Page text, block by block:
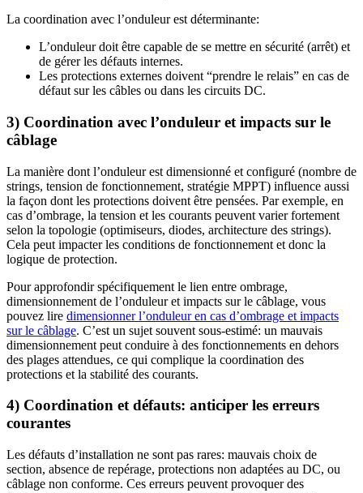
La coordination avec l’onduleur est déterminante:
L’onduleur doit être capable de se mettre en sécurité (arrêt) et
de gérer les défauts internes.
Les protections externes doivent “prendre le relais” en cas de
défaut sur les câbles ou dans les circuits DC.
3) Coordination avec l’onduleur et impacts sur le
câblage
La manière dont l’onduleur est dimensionné et configuré (nombre de
strings, tension de fonctionnement, stratégie MPPT) influence aussi
la façon dont les protections doivent être pensées. Par exemple, en
cas d’ombrage, la tension et les courants peuvent varier fortement
selon la topologie (optimiseurs, diodes, architecture des strings).
Cela peut impacter les conditions de fonctionnement et donc la
logique de protection.
Pour approfondir spécifiquement le lien entre ombrage,
dimensionnement de l’onduleur et impacts sur le câblage, vous
pouvez lire dimensionner l’onduleur en cas d’ombrage et impacts
sur le câblage. C’est un sujet souvent sous-estimé: un mauvais
dimensionnement peut conduire à des fonctionnements en dehors
des plages attendues, ce qui complique la coordination des
protections et la stabilité des courants.
4) Coordination et défauts: anticiper les erreurs
courantes
Les défauts d’installation ne sont pas rares: mauvais choix de
section, absence de repérage, protections non adaptées au DC, ou
câblage non conforme. Ces erreurs peuvent provoquer des